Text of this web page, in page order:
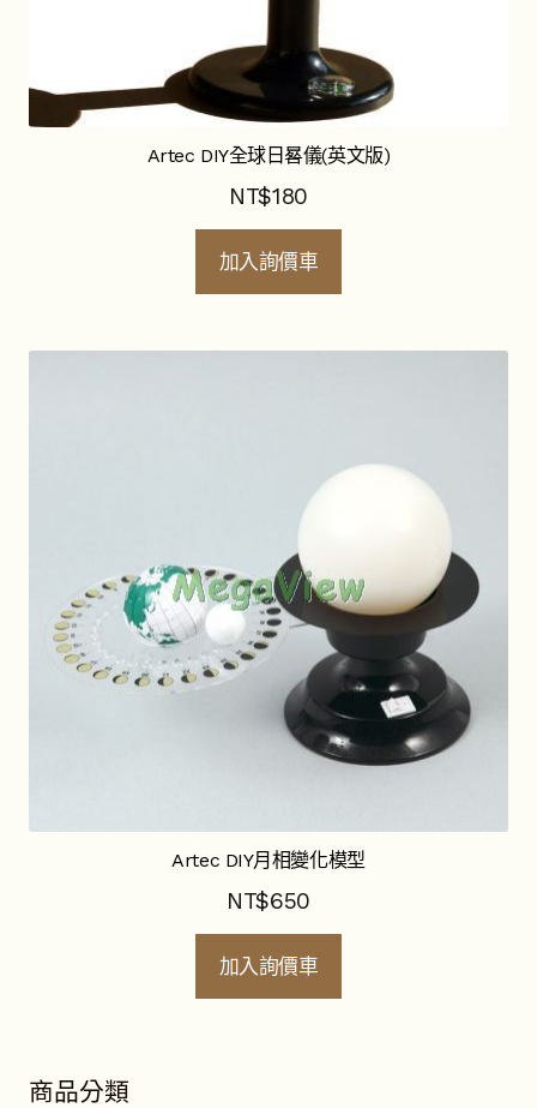
Artec DIY全球日晷儀(英文版)
NT$180
加入詢價車
Artec DIY月相變化模型
NT$650
加入詢價車
商品分類